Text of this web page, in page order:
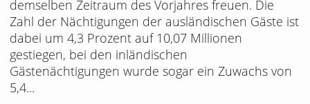
demselben Zeitraum des Vorjahres freuen. Die
Zahl der Nächtigungen der ausländischen Gäste ist
dabei um 4,3 Prozent auf 10,07 Millionen
gestiegen, bei den inländischen
Gästenächtigungen wurde sogar ein Zuwachs von
5,4...